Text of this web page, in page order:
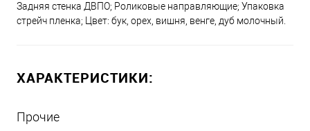
Задняя стенка ДВПО; Роликовые направляющие; Упаковка
стрейч пленка; Цвет: бук, орех, вишня, венге, дуб молочный.
ХАРАКТЕРИСТИКИ:
Прочие